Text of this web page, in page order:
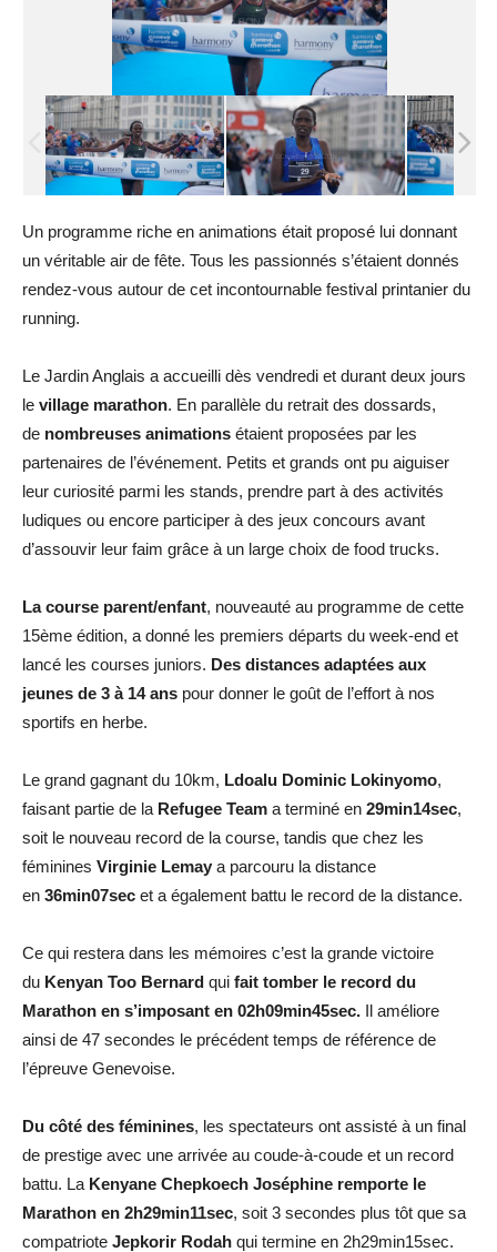
Un programme riche en animations était proposé lui donnant
un véritable air de fête. Tous les passionnés s’étaient donnés
rendez-vous autour de cet incontournable festival printanier du
running.
Le Jardin Anglais a accueilli dès vendredi et durant deux jours
le village marathon. En parallèle du retrait des dossards,
de nombreuses animations étaient proposées par les
partenaires de l’événement. Petits et grands ont pu aiguiser
leur curiosité parmi les stands, prendre part à des activités
ludiques ou encore participer à des jeux concours avant
d’assouvir leur faim grâce à un large choix de food trucks.
La course parent/enfant, nouveauté au programme de cette
15ème édition, a donné les premiers départs du week-end et
lancé les courses juniors. Des distances adaptées aux
jeunes de 3 à 14 ans pour donner le goût de l’effort à nos
sportifs en herbe.
Le grand gagnant du 10km, Ldoalu Dominic Lokinyomo,
faisant partie de la Refugee Team a terminé en 29min14sec,
soit le nouveau record de la course, tandis que chez les
féminines Virginie Lemay a parcouru la distance
en 36min07sec et a également battu le record de la distance.
Ce qui restera dans les mémoires c’est la grande victoire
du Kenyan Too Bernard qui fait tomber le record du
Marathon en s’imposant en 02h09min45sec. Il améliore
ainsi de 47 secondes le précédent temps de référence de
l’épreuve Genevoise.
Du côté des féminines, les spectateurs ont assisté à un final
de prestige avec une arrivée au coude-à-coude et un record
battu. La Kenyane Chepkoech Joséphine remporte le
Marathon en 2h29min11sec, soit 3 secondes plus tôt que sa
compatriote Jepkorir Rodah qui termine en 2h29min15sec.